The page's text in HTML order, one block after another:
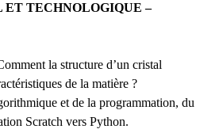
TECHNOLOGIQUE –
la structure d’un cristal
de la matière ?
et de la programmation, du
Scratch vers Python.